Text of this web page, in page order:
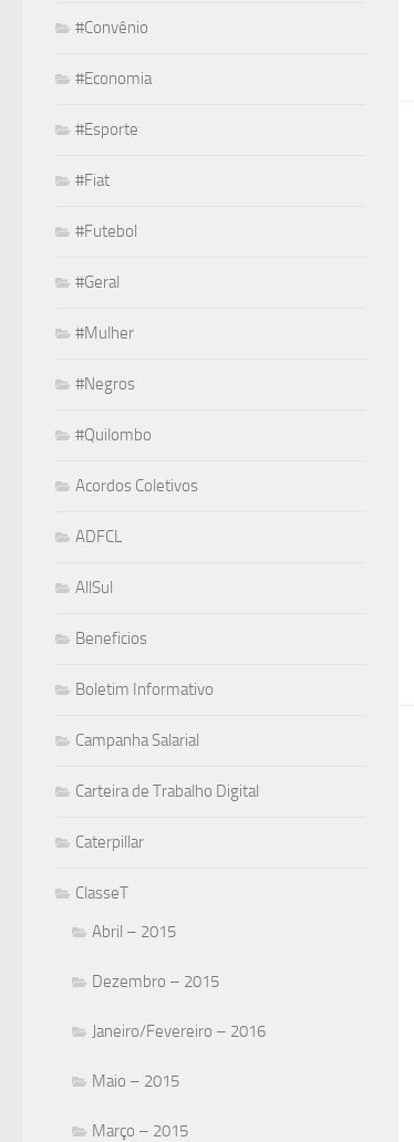
#Convênio
#Economia
#Esporte
#Fiat
#Futebol
#Geral
#Mulher
#Negros
#Quilombo
Acordos Coletivos
ADFCL
AllSul
Beneficios
Boletim Informativo
Campanha Salarial
Carteira de Trabalho Digital
Caterpillar
ClasseT
Abril – 2015
Dezembro – 2015
Janeiro/Fevereiro – 2016
Maio – 2015
Março – 2015